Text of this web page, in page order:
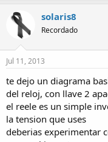
solaris8
Recordado
Jul 11, 2013
te dejo un diagrama
del reloj, con llave 2
el reele es un simple
la tension que uses
deberias experimentar